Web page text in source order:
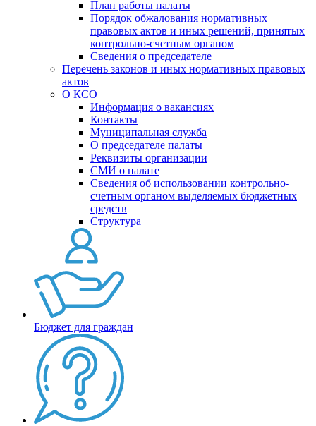
План работы палаты
Порядок обжалования нормативных
правовых актов и иных решений, принятых
контрольно-счетным органом
Сведения о председателе
Перечень законов и иных нормативных правовых
актов
О КСО
Информация о вакансиях
Контакты
Муниципальная служба
О председателе палаты
Реквизиты организации
СМИ о палате
Сведения об использовании контрольно-
счетным органом выделяемых бюджетных
средств
Структура
Бюджет для граждан